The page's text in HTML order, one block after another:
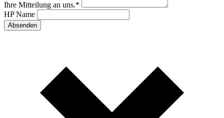
Ihre Mitteilung an uns.*
HP Name
Absenden